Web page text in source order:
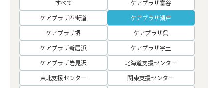
すべて
ケアプラザ富谷
ケアプラザ四街道
ケアプラザ瀬戸
ケアプラザ堺
ケアプラザ呉
ケアプラザ新居浜
ケアプラザ宇土
ケアプラザ岩見沢
北海道支援センター
東北支援センター
関東支援センター